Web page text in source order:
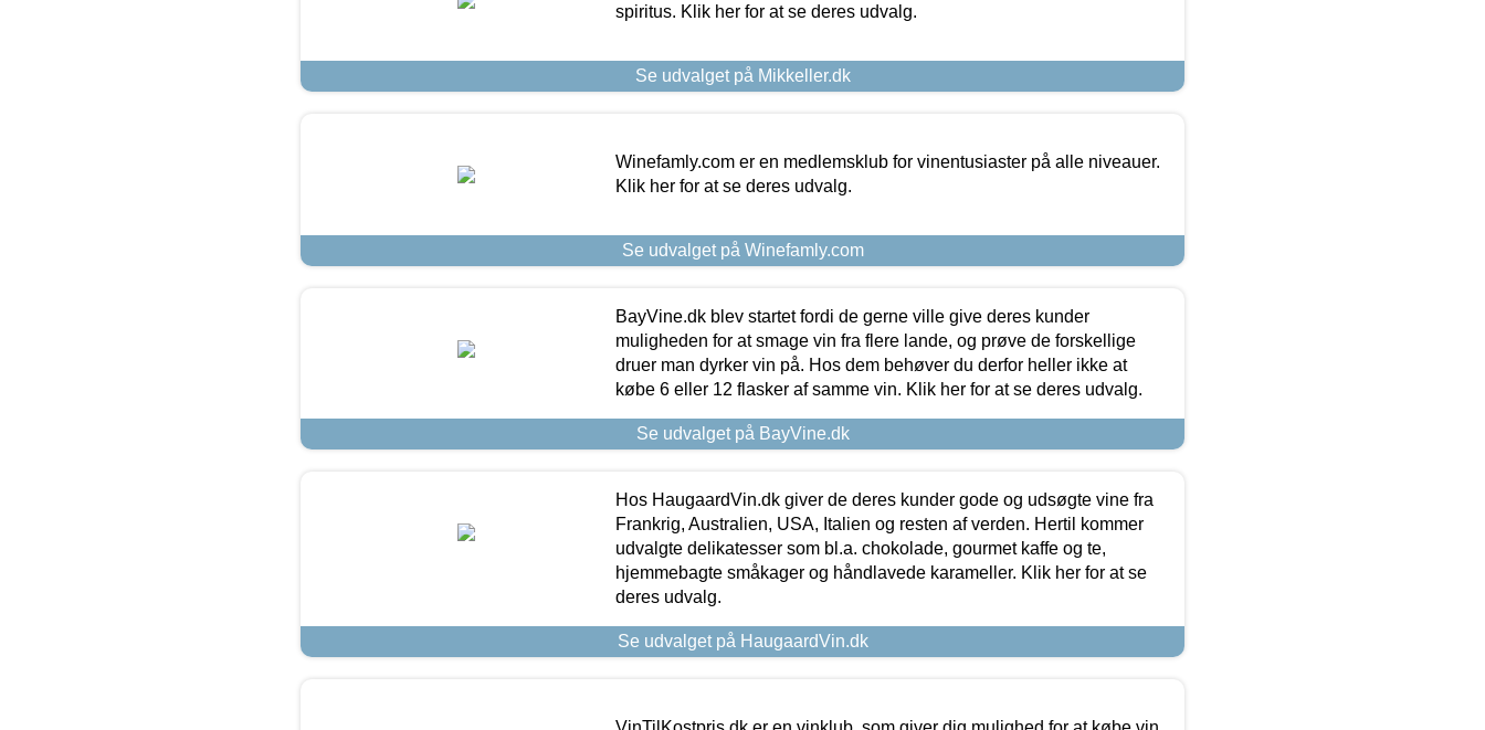
spiritus. Klik her for at se deres udvalg.
Se udvalget på Mikkeller.dk
Winefamly.com er en medlemsklub for vinentusiaster på alle niveauer.
Klik her for at se deres udvalg.
Se udvalget på Winefamly.com
BayVine.dk blev startet fordi de gerne ville give deres kunder
muligheden for at smage vin fra flere lande, og prøve de forskellige
druer man dyrker vin på. Hos dem behøver du derfor heller ikke at
købe 6 eller 12 flasker af samme vin. Klik her for at se deres udvalg.
Se udvalget på BayVine.dk
Hos HaugaardVin.dk giver de deres kunder gode og udsøgte vine fra
Frankrig, Australien, USA, Italien og resten af verden. Hertil kommer
udvalgte delikatesser som bl.a. chokolade, gourmet kaffe og te,
hjemmebagte småkager og håndlavede karameller. Klik her for at se
deres udvalg.
Se udvalget på HaugaardVin.dk